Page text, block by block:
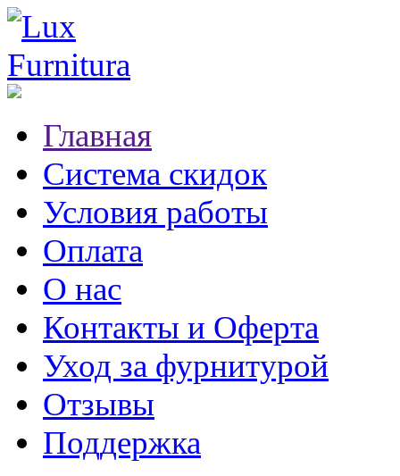
Главная
Система скидок
Условия работы
Оплата
О нас
Контакты и Оферта
Уход за фурнитурой
Отзывы
Поддержка